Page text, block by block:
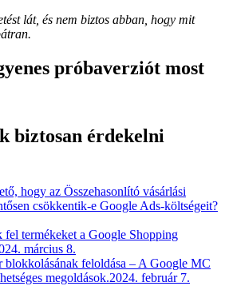
lát, és nem biztos abban, hogy mit
próbaverziót most
biztosan érdekelni
hogy az Összehasonlító vásárlási
csökkentik-e Google Ads-költségeit?
fel termékeket a Google Shopping
március 8.
blokkolásának feloldása – A Google MC
megoldások.2024. február 7.